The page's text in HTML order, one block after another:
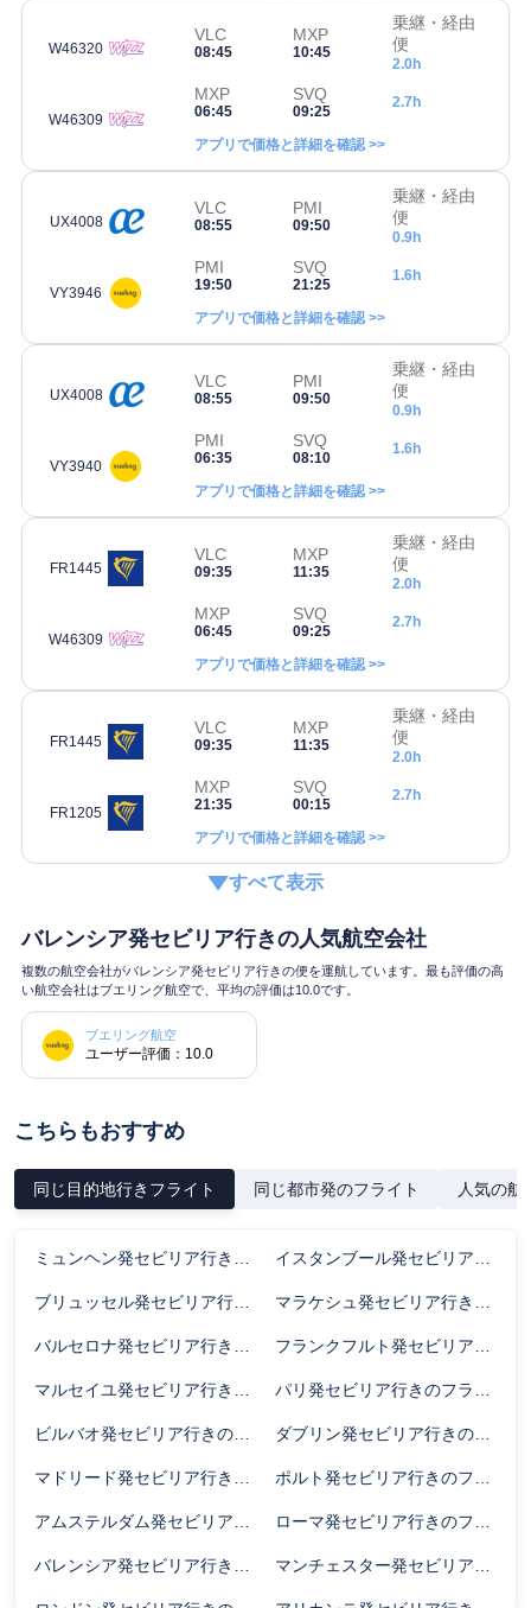
W46320
VLC
08:45
MXP
10:45
乗継・経由
便
2.0h
W46309
MXP
06:45
SVQ
09:25
2.7h
アプリで価格と詳細を確認 >>
UX4008
VLC
08:55
PMI
09:50
乗継・経由
便
0.9h
VY3946
PMI
19:50
SVQ
21:25
1.6h
アプリで価格と詳細を確認 >>
UX4008
VLC
08:55
PMI
09:50
乗継・経由
便
0.9h
VY3940
PMI
06:35
SVQ
08:10
1.6h
アプリで価格と詳細を確認 >>
FR1445
VLC
09:35
MXP
11:35
乗継・経由
便
2.0h
W46309
MXP
06:45
SVQ
09:25
2.7h
アプリで価格と詳細を確認 >>
FR1445
VLC
09:35
MXP
11:35
乗継・経由
便
2.0h
FR1205
MXP
21:35
SVQ
00:15
2.7h
アプリで価格と詳細を確認 >>
すべて表示
バレンシア発セビリア行きの人気航空会社
複数の航空会社がバレンシア発セビリア行きの便を運航しています。最も評価の高
い航空会社はブエリング航空で、平均の評価は10.0です。
ブエリング航空
ユーザー評価：10.0
こちらもおすすめ
同じ目的地行きフライト 同じ都市発のフライト 人気の航